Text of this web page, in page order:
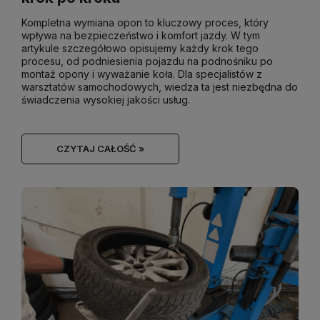
CZYTAJ CAŁOŚĆ »
Kompletna wymiana opon to kluczowy proces, który
wpływa na bezpieczeństwo i komfort jazdy. W tym
artykule szczegółowo opisujemy każdy krok tego
procesu, od podniesienia pojazdu na podnośniku po
montaż opony i wyważanie koła. Dla specjalistów z
warsztatów samochodowych, wiedza ta jest niezbędna do
świadczenia wysokiej jakości usług.